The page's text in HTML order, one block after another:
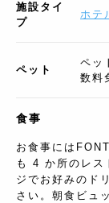
施設タイ
プ
ホテ
ペット
ペッ
数料
食事
お食事には
も 4 か所のレス
ジでお好みのド
さい。朝食ビュ